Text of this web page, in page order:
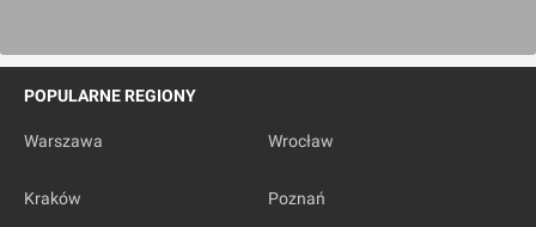
POPULARNE REGIONY
Warszawa Wrocław
Kraków Poznań